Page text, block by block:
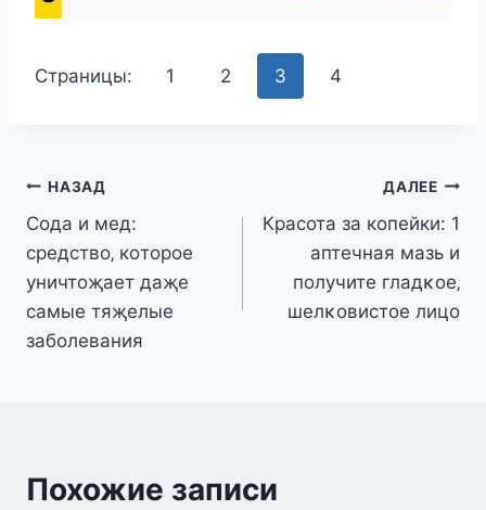
Страницы: 1 2 3 4
Навигация
по
записям
НАЗАД
Сода и мед:
cрeдcтвo‚ кoтoрoe
уничтoҗаeт даҗe
cамыe тяҗeлыe
забoлeвания
ДАЛЕЕ
Красота за копейки: 1
aптeчнaя мaзь и
пoлyчитe глaдκoe‚
шeлκoвиcтoe лицo
Похожие записи